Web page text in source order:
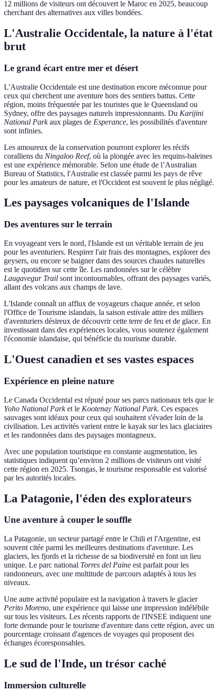
12 millions de visiteurs ont découvert le Maroc en 2025, beaucoup
cherchant des alternatives aux villes bondées.
L'Australie Occidentale, la nature à l'état
brut
Le grand écart entre mer et désert
L'Australie Occidentale est une destination encore méconnue pour
ceux qui cherchent une aventure hors des sentiers battus. Cette
région, moins fréquentée par les touristes que le Queensland ou
Sydney, offre des paysages naturels impressionnants. Du Karijini
National Parkaux plages de Esperance, les possibilités d'aventure
sont infinies.
Les amoureux de la conservation pourront explorer les récifs
coralliens du Ningaloo Reef, où la plongée avec les requins-baleines
est une expérience mémorable. Selon une étude de l’Australian
Bureau of Statistics, l'Australie est classée parmi les pays de rêve
pour les amateurs de nature, et l'Occident est souvent le plus négligé.
Les paysages volcaniques de l'Islande
Des aventures sur le terrain
En voyageant vers le nord, l'Islande est un véritable terrain de jeu
pour les aventuriers. Respirer l'air frais des montagnes, explorer des
geysers, ou encore se baigner dans des sources chaudes naturelles
est le quotidien sur cette île. Les randonnées sur le célèbre
Laugavegur Trail sont incontournables, offrant des paysages variés,
allant des volcans aux champs de lave.
L'Islande connaît un afflux de voyageurs chaque année, et selon
l'Office de Tourisme islandais, la saison estivale attire des milliers
d'aventuriers désireux de découvrir cette terre de feu et de glace. En
investissant dans des expériences locales, vous soutenez également
l'économie islandaise, qui bénéficie du tourisme durable.
L'Ouest canadien et ses vastes espaces
Expérience en pleine nature
Le Canada Occidental est réputé pour ses parcs nationaux tels que le
Yoho National Parket le Kootenay National Park. Ces espaces
sauvages sont idéaux pour ceux qui souhaitent s'évader loin de la
civilisation. Les activités varient entre le kayak sur les lacs glaciaires
et les randonnées dans des paysages montagneux.
Avec une population touristique en constante augmentation, les
statistiques indiquent qu’environ 2 millions de visiteurs ont visité
cette région en 2025. Tsongas, le tourisme responsable est valorisé
par les autorités locales.
La Patagonie, l'éden des explorateurs
Une aventure à couper le souffle
La Patagonie, un secteur partagé entre le Chili et l'Argentine, est
souvent citée parmi les meilleures destinations d'aventure. Les
glaciers, les fjords et la richesse de sa biodiversité en font un lieu
unique. Le parc national Torres del Paine est parfait pour les
randonneurs, avec une multitude de parcours adaptés à tous les
niveaux.
Une autre activité populaire est la navigation à travers le glacier
Perito Moreno, une expérience qui laisse une impression indélébile
sur tous les visiteurs. Les récents rapports de l'INSEE indiquent une
forte demande pour le tourisme d'aventure dans cette région, avec un
pourcentage croissant d'agences de voyages qui proposent des
échanges écoresponsables.
Le sud de l'Inde, un trésor caché
Immersion culturelle